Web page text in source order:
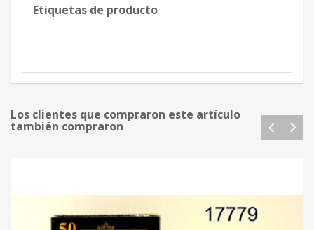
Etiquetas de producto
Los clientes que compraron este artículo
también compraron